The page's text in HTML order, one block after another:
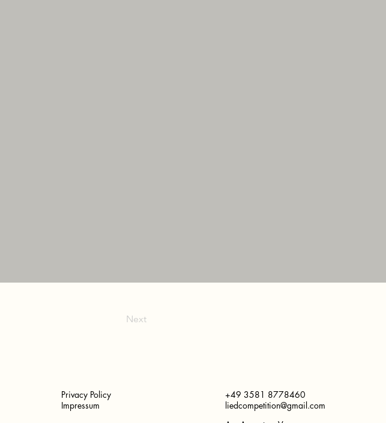
Next
Privacy Policy
Impressum
+49 3581 8778460
liedcompetition@gmail.com